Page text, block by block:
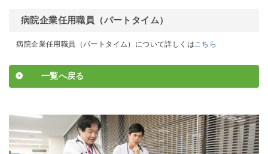
病院企業任用職員（パートタイム）
病院企業任用職員（パートタイム）について詳しくはこちら
一覧へ戻る